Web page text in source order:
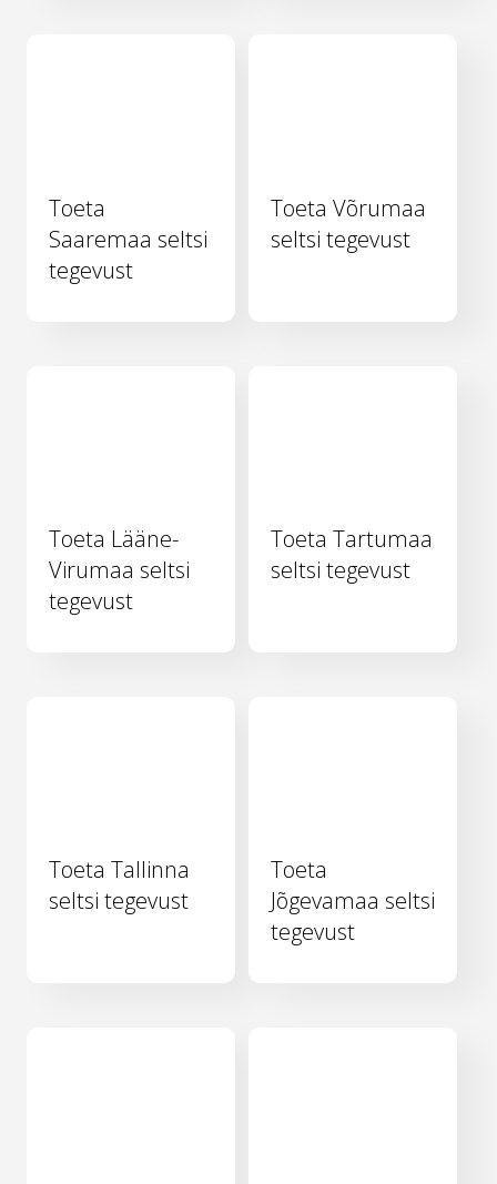
Toeta
Saaremaa seltsi
tegevust
Toeta Võrumaa
seltsi tegevust
Toeta Lääne-
Virumaa seltsi
tegevust
Toeta Tartumaa
seltsi tegevust
Toeta Tallinna
seltsi tegevust
Toeta
Jõgevamaa seltsi
tegevust